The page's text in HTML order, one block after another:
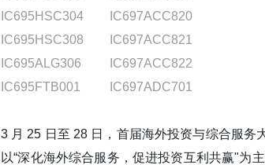
IC695HSC304
IC697ACC820
IC695HSC308
IC697ACC821
IC695ALG306
IC697ACC822
IC695FTB001
IC697ADC701
3 月 25 日至 28 日，首届海外投资与综合服务
以“深化海外综合服务，促进投资互利共赢"为